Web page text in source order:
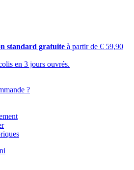
standard gratuite à partir de € 59,90
en 3 jours ouvrés.
?